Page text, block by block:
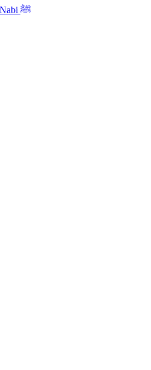
al 1500 Eid Milaad-un-Nabi ﷺ